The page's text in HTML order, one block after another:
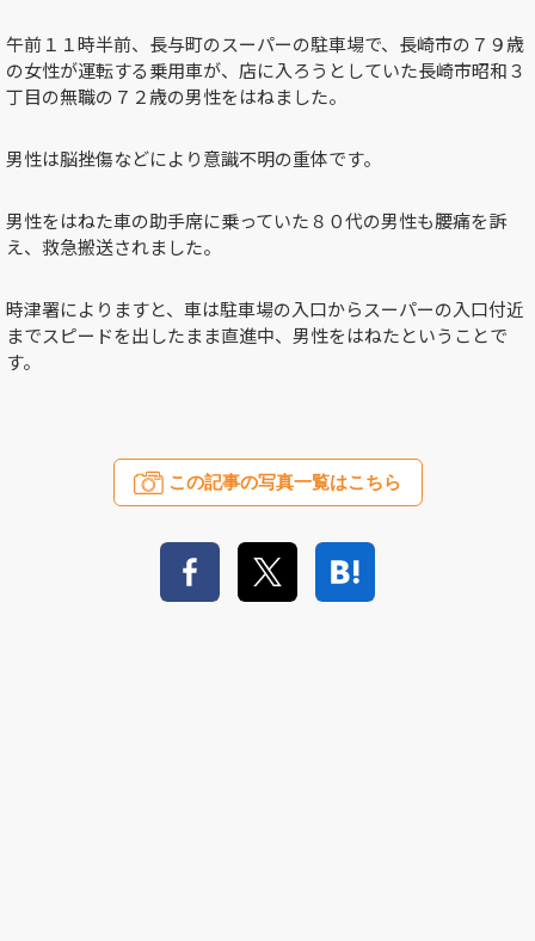
午前１１時半前、長与町のスーパーの駐車場で、長崎市の７９歳
の女性が運転する乗用車が、店に入ろうとしていた長崎市昭和３
丁目の無職の７２歳の男性をはねました。
男性は脳挫傷などにより意識不明の重体です。
男性をはねた車の助手席に乗っていた８０代の男性も腰痛を訴
え、救急搬送されました。
時津署によりますと、車は駐車場の入口からスーパーの入口付近
までスピードを出したまま直進中、男性をはねたということで
す。
この記事の写真一覧はこちら